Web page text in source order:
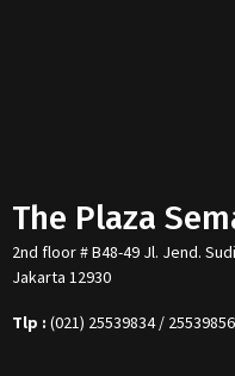
The Plaza
2nd floor # B48-49 Jl. Jend.
Jakarta 12930
Tlp : (021) 25539834 / 25539856